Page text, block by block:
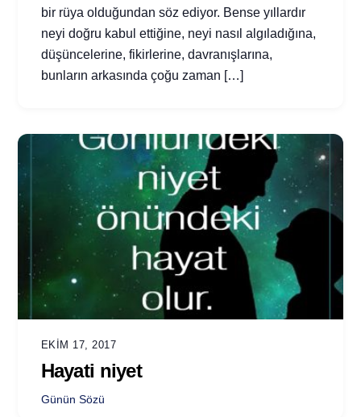
bir rüya olduğundan söz ediyor. Bense yıllardır
neyi doğru kabul ettiğine, neyi nasıl algıladığına,
düşüncelerine, fikirlerine, davranışlarına,
bunların arkasında çoğu zaman […]
EKIM 17, 2017
Hayati niyet
Günün Sözü